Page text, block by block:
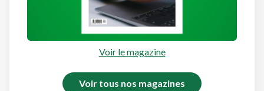
Voir le magazine
Voir tous nos magazines